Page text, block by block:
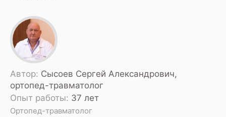
Автор: Сысоев Сергей Александрович,
ортопед-травматолог
Опыт работы: 37 лет
Ортопед-травматолог